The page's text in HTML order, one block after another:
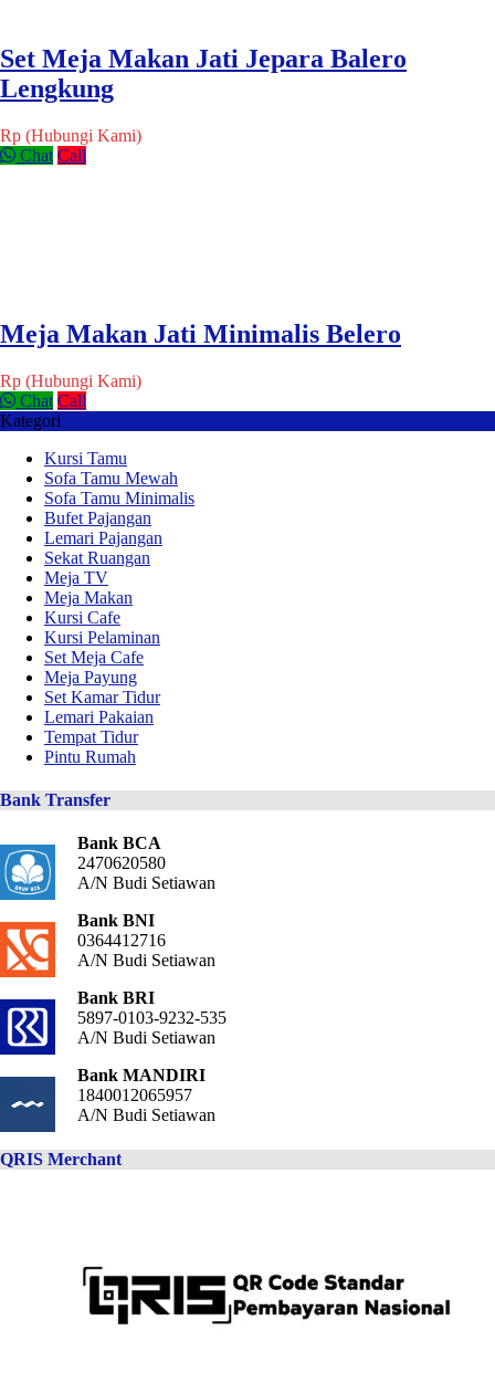
Set Meja Makan Jati Jepara Balero
Lengkung
Rp (Hubungi Kami)
Chat Call
Meja Makan Jati Minimalis Belero
Rp (Hubungi Kami)
Chat Call
Kategori
Kursi Tamu
Sofa Tamu Mewah
Sofa Tamu Minimalis
Bufet Pajangan
Lemari Pajangan
Sekat Ruangan
Meja TV
Meja Makan
Kursi Cafe
Kursi Pelaminan
Set Meja Cafe
Meja Payung
Set Kamar Tidur
Lemari Pakaian
Tempat Tidur
Pintu Rumah
Bank Transfer
Bank BCA
2470620580
A/N Budi Setiawan
Bank BNI
0364412716
A/N Budi Setiawan
Bank BRI
5897-0103-9232-535
A/N Budi Setiawan
Bank MANDIRI
1840012065957
A/N Budi Setiawan
QRIS Merchant